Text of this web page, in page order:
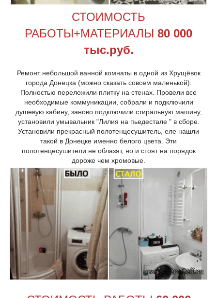
СТОИМОСТЬ
РАБОТЫ+МАТЕРИАЛЫ 80 000
тыс.руб.
Ремонт небольшой ванной комнаты в одной из Хрущёвок
города Донецка (можно сказать совсем маленькой).
Полностью переложили плитку на стенах. Провели все
необходимые коммуникации, собрали и подключили
душевую кабину, заново подключили стиральную машину,
установили умывальник "Лилия на пьедестале " в сборе.
Установили прекрасный полотенцесушитель, еле нашли
такой в Донецке именно белого цвета. Эти
полотенцесушители не облазят, но и стоят на порядок
дороже чем хромовые.